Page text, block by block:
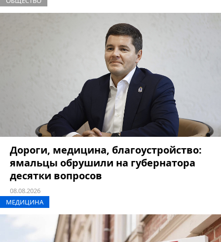
Дороги, медицина, благоустройство:
ямальцы обрушили на губернатора
десятки вопросов
08.08.2026
МЕДИЦИНА